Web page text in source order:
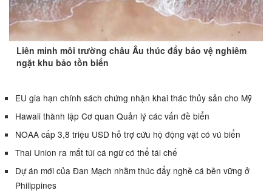
Liên minh môi trường châu Âu thúc đẩy bảo vệ nghiêm
ngặt khu bảo tồn biển
EU gia hạn chính sách chứng nhận khai thác thủy sản cho Mỹ
Hawaii thành lập Cơ quan Quản lý các vấn đề biển
NOAA cấp 3,8 triệu USD hỗ trợ cứu hộ động vật có vú biển
Thai Union ra mắt túi cá ngừ có thể tái chế
Dự án mới của Đan Mạch nhằm thúc đẩy nghề cá bền vững ở
Philippines